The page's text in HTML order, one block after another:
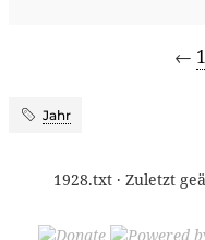
←
Jahr
1928.txt · Zuletzt